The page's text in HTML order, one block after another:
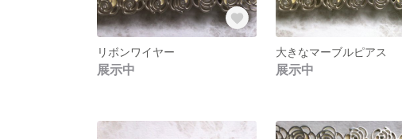
リボンワイヤー
展示中
大きなマーブルピアス
展示中